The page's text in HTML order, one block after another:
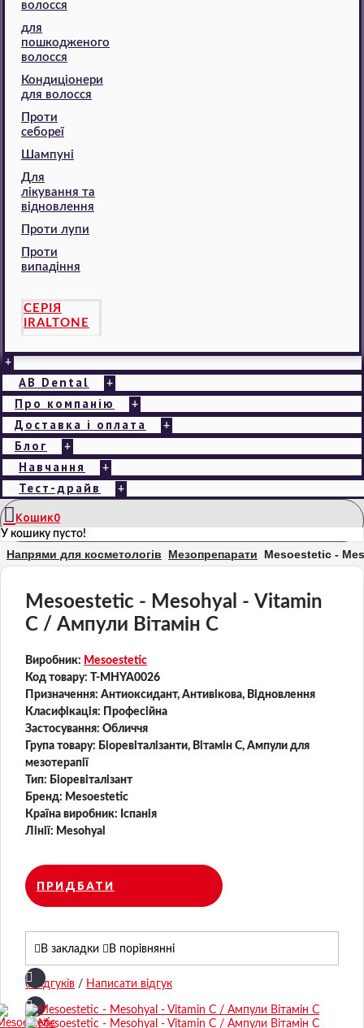
волосся
для
пошкодженого
волосся
Кондиціонери
для волосся
Проти
себореї
Шампуні
Для
лікування та
відновлення
Проти лупи
Проти
випадіння
СЕРІЯ
IRALTONE
+
AB Dental +
Про компанію +
Доставка і оплата +
Блог +
Навчання +
Тест-драйв +
Кошик0
У кошику пусто!
Напрями для косметологів Мезопрепарати Mesoestetic -
Mesoestetic - Mesohyal - Vitamin
C / Ампули Вітамін С
Виробник: Mesoestetic
Код товару:
T-MHYA0026
Призначення: Антиоксидант, Антивікова, Відновлення
Класифікація:
Професійна
Застосування: Обличчя
Група товару: Біоревіталізанти, Вітамін С, Ампули для
мезотерапії
Тип: Біоревіталізант
Бренд: Mesoestetic
Країна виробник: Іспанія
Лінії: Mesohyal
ПРИДБАТИ
В закладки В порівнянні
0 відгуків / Написати відгук